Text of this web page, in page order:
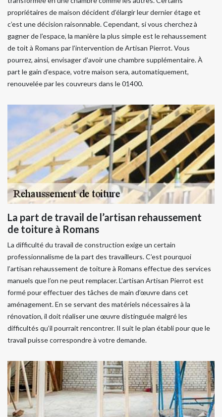
propriétaires de maison décident d’élargir leur dernier étage et
c’est une décision raisonnable. Cependant, si vous cherchez à
gagner de l’espace, la manière la plus simple est le rehaussement
de toit à Romans par l’intervention de Artisan Pierrot. Vous
pourrez, ainsi, envisager d’avoir une chambre supplémentaire. À
part le gain d’espace, votre maison sera, automatiquement,
renouvelée par les couvreurs dans le 01400.
La part de travail de l’artisan rehaussement
de toiture à Romans
La difficulté du travail de construction exige un certain
professionnalisme de la part des travailleurs. C’est pourquoi
l’artisan rehaussement de toiture à Romans effectue des services
manuels que l’on ne peut remplacer. L’artisan Artisan Pierrot est
formé pour effectuer des tâches de main d’œuvre dans cet
aménagement. En se servant des matériels nécessaires à la
rénovation, il doit réaliser une œuvre distinguée malgré les
difficultés qu’il pourrait rencontrer. Il suit le plan établi pour que le
travail puisse correspondre à votre demande.